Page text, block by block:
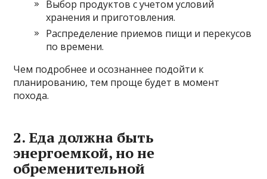
Выбор продуктов с учетом условий
хранения и приготовления.
Распределение приемов пищи и перекусов
по времени.
Чем подробнее и осознаннее подойти к
планированию, тем проще будет в момент
похода.
2. Еда должна быть
энергоемкой, но не
обременительной